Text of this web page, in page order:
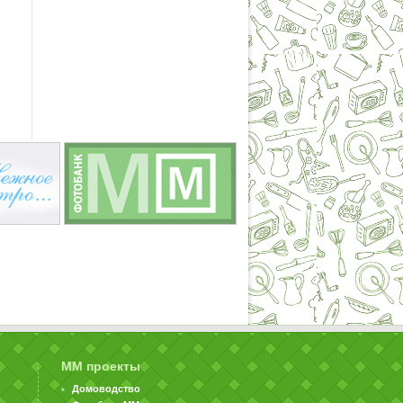
ММ проекты
Домоводство